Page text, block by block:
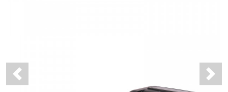
Previous Next